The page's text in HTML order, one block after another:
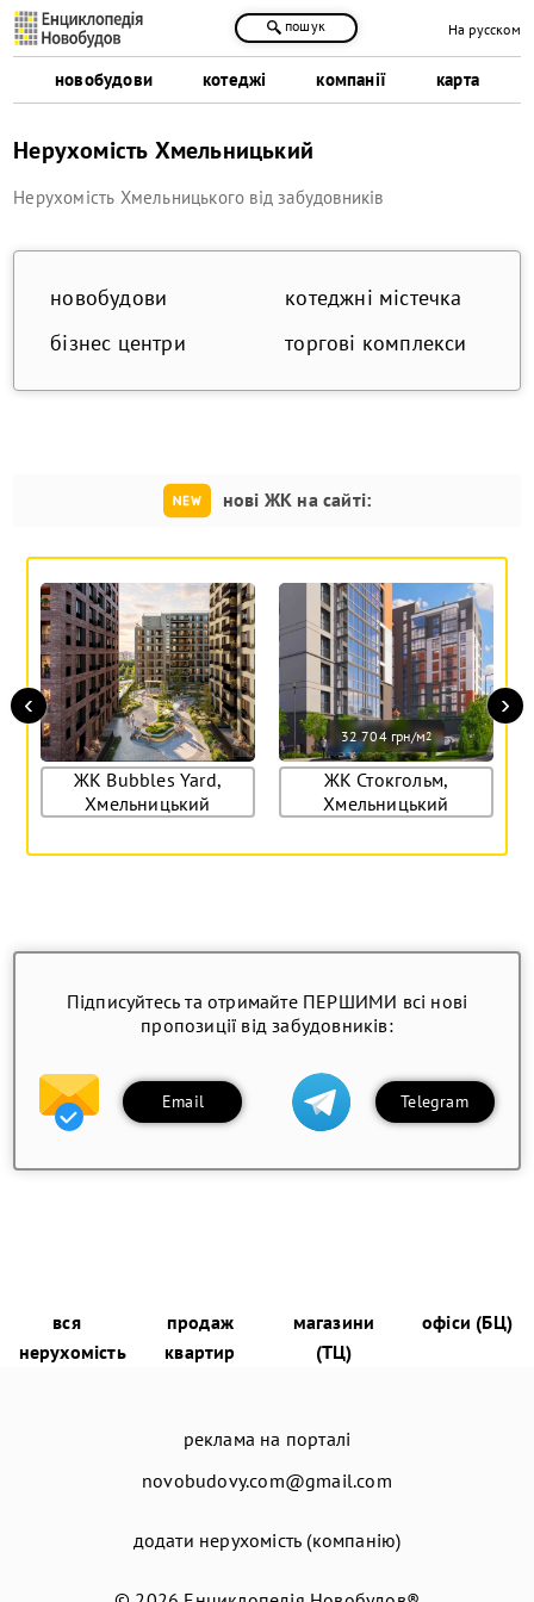
новобудови котеджі компанії карта
пошук На русском
Нерухомість Хмельницький
Нерухомість Хмельницького від забудовників
новобудови
котеджні містечка
бізнес центри
торгові комплекси
нові ЖК на сайті:
ЖК Bubbles Yard,
Хмельницький
32 704 грн/м2
ЖК Стокгольм,
Хмельницький
‹ ›
Підписуйтесь та отримайте ПЕРШИМИ всі нові
пропозиції від забудовників:
Email Telegram
вся
нерухомість
продаж
квартир
магазини
(ТЦ)
офіси (БЦ)
реклама на порталі
novobudovy.com@gmail.com
додати нерухомість (компанію)